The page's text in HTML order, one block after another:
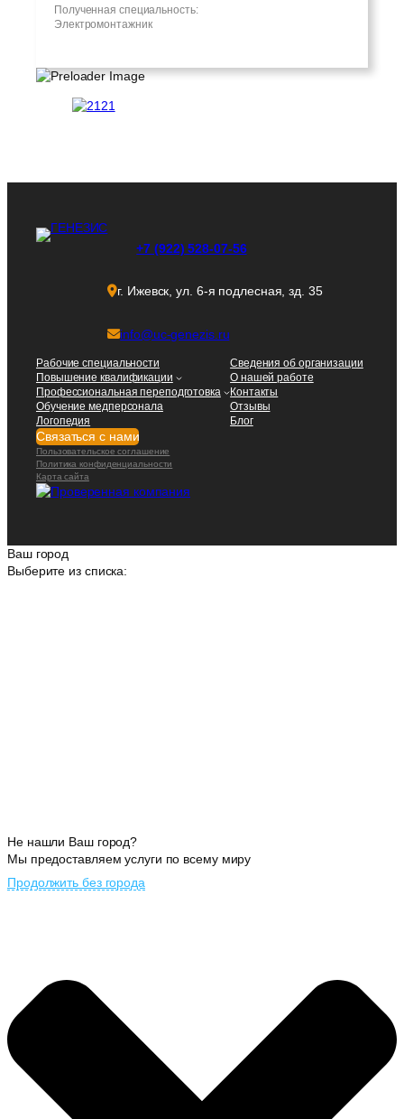
Полученная специальность:
Электромонтажник
+7 (922) 528-07-56
г. Ижевск, ул. 6-я подлесная, зд. 35
info@uc-genezis.ru
Рабочие специальности
Повышение квалификации
Профессиональная переподготовка
Обучение медперсонала
Логопедия
Сведения об организации
О нашей работе
Контакты
Отзывы
Блог
Связаться с нами
Пользовательское соглашение
Политика конфиденциальности
Карта сайта
Ваш город
Выберите из списка:
Не нашли Ваш город?
Мы предоставляем услуги по всему миру
Продолжить без города